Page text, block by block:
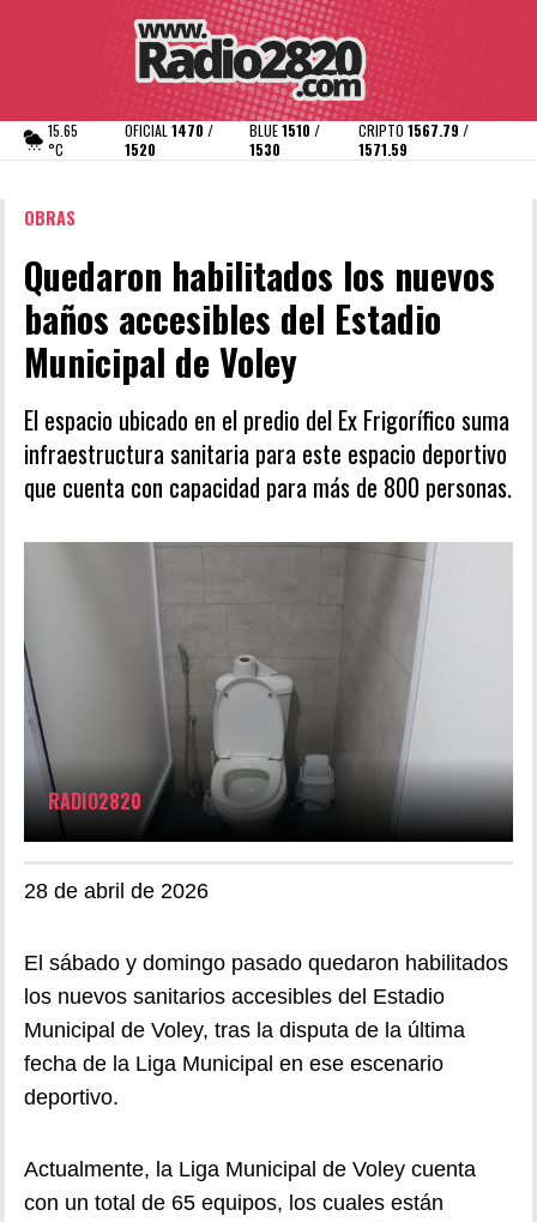
15.65
°C
OFICIAL1470 /
1520
BLUE1510 /
1530
CRIPTO 1567.79 /
1571.59
OBRAS
Quedaron habilitados los nuevos
baños accesibles del Estadio
Municipal de Voley
El espacio ubicado en el predio del Ex Frigorífico suma
infraestructura sanitaria para este espacio deportivo
que cuenta con capacidad para más de 800 personas.
RADIO2820
28 de abril de 2026
El sábado y domingo pasado quedaron habilitados
los nuevos sanitarios accesibles del Estadio
Municipal de Voley, tras la disputa de la última
fecha de la Liga Municipal en ese escenario
deportivo.
Actualmente, la Liga Municipal de Voley cuenta
con un total de 65 equipos, los cuales están